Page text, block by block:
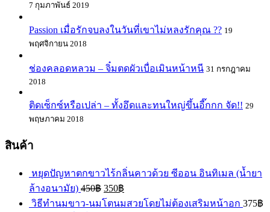
7 กุมภาพันธ์ 2019
Passion เมื่อรักจบลงในวันที่เขาไม่หลงรักคุณ ?? 19
พฤศจิกายน 2018
ช่องคลอดหลวม – จิ๋มตดผัวเบื่อเมินหน้าหนี 31 กรกฎาคม
2018
ติดเซ็กซ์หรือเปล่า – ทั้งอึดและทนใหญ่ขึ้นอี๊กกก จัด!! 29
พฤษภาคม 2018
สินค้า
หยุดปัญหาตกขาวไร้กลิ่นคาวด้วย ซีออน อินทิเมล (น้ำยา
ล้างอนามัย) 450฿ 350฿
วิธีทำนมขาว-นมโตนมสวยโดยไม่ต้องเสริมหน้าอก 375฿